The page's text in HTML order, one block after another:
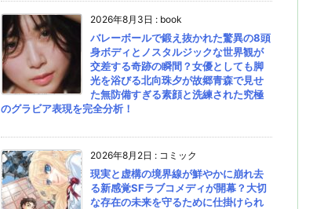
2026年8月3日 : book
バレーボールで鍛え抜かれた驚異の8頭
身ボディとノスタルジックな世界観が
交差する奇跡の瞬間？女優としても脚
光を浴びる北向珠夕が故郷青森で見せ
た無防備すぎる素顔と洗練された究極
のグラビア表現を完全分析！
2026年8月2日 : コミック
現実と虚構の境界線が鮮やかに崩れ去
る新感覚SFラブコメディが開幕？大切
な存在の未来を守るために仕掛けられ